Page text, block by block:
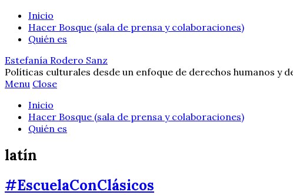
Inicio
Hacer Bosque (sala de prensa y colaboraciones)
Quién es
Estefanía Rodero Sanz
Políticas culturales desde un enfoque de derechos humanos y
Menu Close
Inicio
Hacer Bosque (sala de prensa y colaboraciones)
Quién es
latín
#EscuelaConClásicos